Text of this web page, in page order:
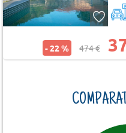
- 22 % 474 €